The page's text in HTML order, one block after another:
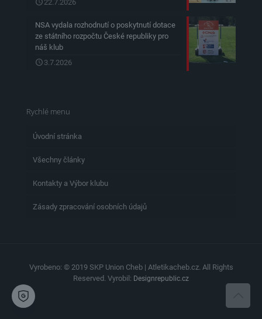
22.7.2026
NSA vydala rozhodnutí o poskytnutí dotace
ze státního rozpočtu České republiky pro
náš klub
3.7.2026
Rychlé menu
Úvodní stránka
Všechny články
Kontakty a Výbor klubu
Zásady zpracování osobních údajů
Vyrobeno: © 2019 SKP Union Cheb | Atletikacheb.cz. All Rights
Reserved. Vyrobil: Designrepublic.cz